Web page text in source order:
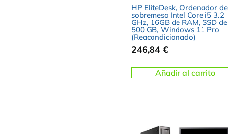
HP EliteDesk, Ordenador de
sobremesa Intel Core i5 3.2
GHz, 16GB de RAM, SSD de
500 GB, Windows 11 Pro
(Reacondicionado)
246,84 €
Añadir al carrito